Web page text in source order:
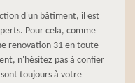
d'un bâtiment, il est
Pour cela, comme
renovation 31 en toute
n'hésitez pas à confier
toujours à votre